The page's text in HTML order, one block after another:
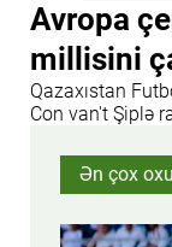
Avropa
millisini
Qazaxıstan
Con van't Şiplə
Ən çox